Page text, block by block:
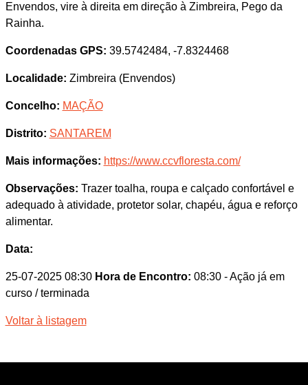
Envendos, vire à direita em direção à Zimbreira, Pego da
Rainha.
Coordenadas GPS: 39.5742484, -7.8324468
Localidade: Zimbreira (Envendos)
Concelho: MAÇÃO
Distrito: SANTAREM
Mais informações: https://www.ccvfloresta.com/
Observações: Trazer toalha, roupa e calçado confortável e
adequado à atividade, protetor solar, chapéu, água e reforço
alimentar.
Data:
25-07-2025 08:30 Hora de Encontro: 08:30 - Ação já em
curso / terminada
Voltar à listagem